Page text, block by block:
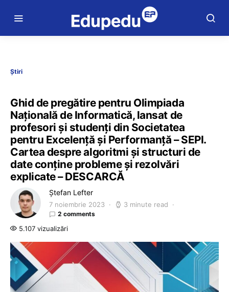
Știri
Ghid de pregătire pentru Olimpiada
Națională de Informatică, lansat de
profesori și studenți din Societatea
pentru Excelență și Performanță – SEPI.
Cartea despre algoritmi și structuri de
date conține probleme și rezolvări
explicate – DESCARCĂ
Ștefan Lefter
7 noiembrie 2023 3 minute read
2 comments
5.107 vizualizări